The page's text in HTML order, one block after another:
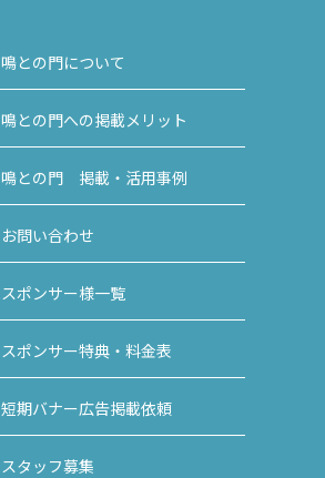
鳴との門について
鳴との門への掲載メリット
鳴との門 掲載・活用事例
お問い合わせ
スポンサー様一覧
スポンサー特典・料金表
短期バナー広告掲載依頼
スタッフ募集